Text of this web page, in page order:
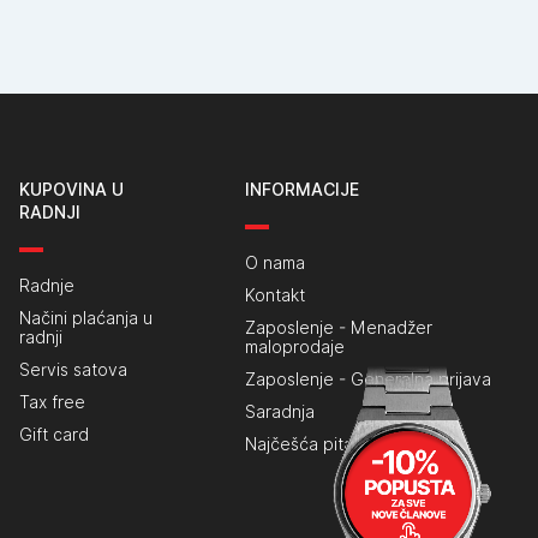
KUPOVINA U
RADNJI
Radnje
Načini plaćanja u
radnji
Servis satova
Tax free
Gift card
INFORMACIJE
O nama
Kontakt
Zaposlenje - Menadžer
maloprodaje
Zaposlenje - Generalna prijava
Saradnja
Najčešća pitanja